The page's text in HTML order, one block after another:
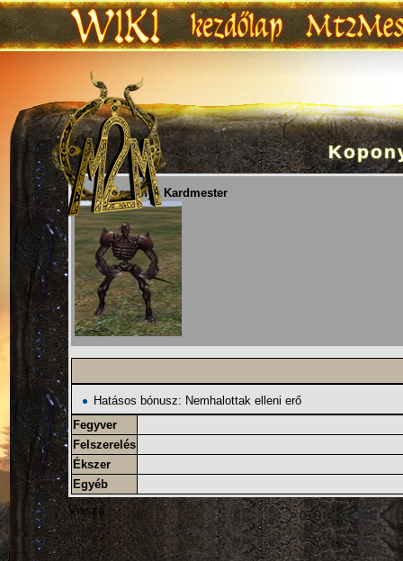
Ugrás:navigáció,keresés
Lv. 72 Koponya Kardmester
Hatásos bónusz: Nemhalottak elleni erő
Fegyver
Felszerelés
Ékszer
Egyéb
Vissza